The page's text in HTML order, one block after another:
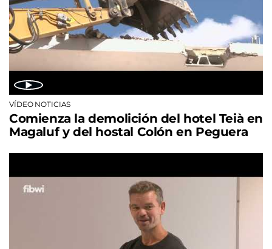
VÍDEO NOTICIAS
Comienza la demolición del hotel Teià en
Magaluf y del hostal Colón en Peguera